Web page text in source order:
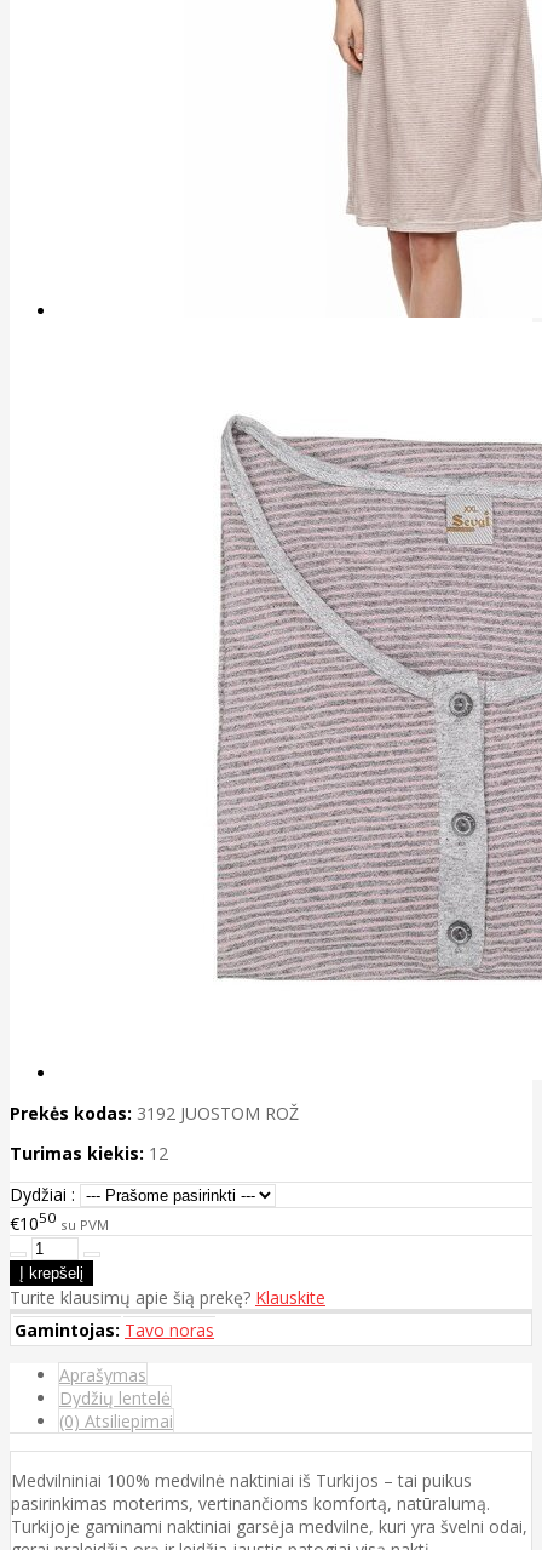
Prekės kodas: 3192 JUOSTOM ROŽ
Turimas kiekis: 12
Dydžiai :
€1050 su PVM
Turite klausimų apie šią prekę? Klauskite
Gamintojas: Tavo noras
Aprašymas
Dydžių lentelė
(0) Atsiliepimai
Medvilniniai 100% medvilnė naktiniai iš Turkijos – tai puikus
pasirinkimas moterims, vertinančioms komfortą, natūralumą.
Turkijoje gaminami naktiniai garsėja medvilne, kuri yra švelni odai,